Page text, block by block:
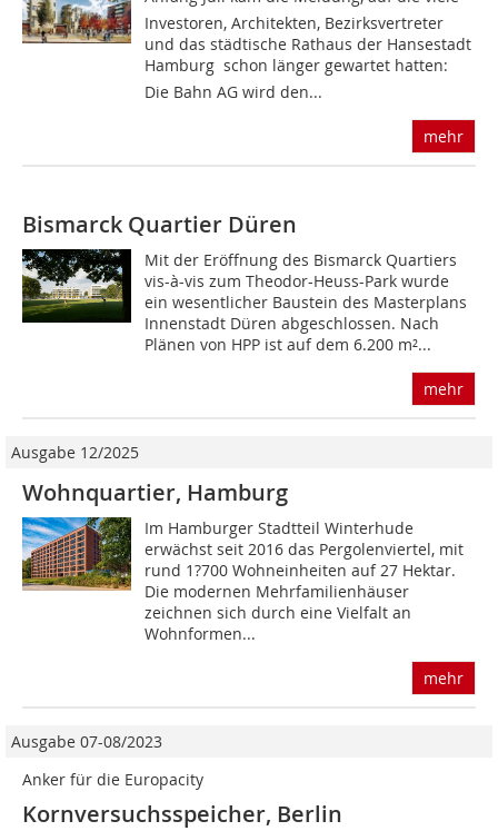
Investoren, Architekten, Bezirksvertreter
und das städtische Rathaus der Hansestadt
Hamburg  schon länger gewartet hatten:
Die Bahn AG wird den...
mehr
Bismarck Quartier Düren
Mit der Eröffnung des Bismarck Quartiers
vis-à-vis zum Theodor-Heuss-Park wurde
ein wesentlicher Baustein des Masterplans
Innenstadt Düren abgeschlossen. Nach
Plänen von HPP ist auf dem 6.200 m²...
mehr
Ausgabe 12/2025
Wohnquartier, Hamburg
Im Hamburger Stadtteil Winterhude
erwächst seit 2016 das Pergolenviertel, mit
rund 1?700 Wohneinheiten auf 27 Hektar.
Die modernen Mehrfamilienhäuser
zeichnen sich durch eine Vielfalt an
Wohnformen...
mehr
Ausgabe 07-08/2023
Anker für die Europacity
Kornversuchsspeicher, Berlin